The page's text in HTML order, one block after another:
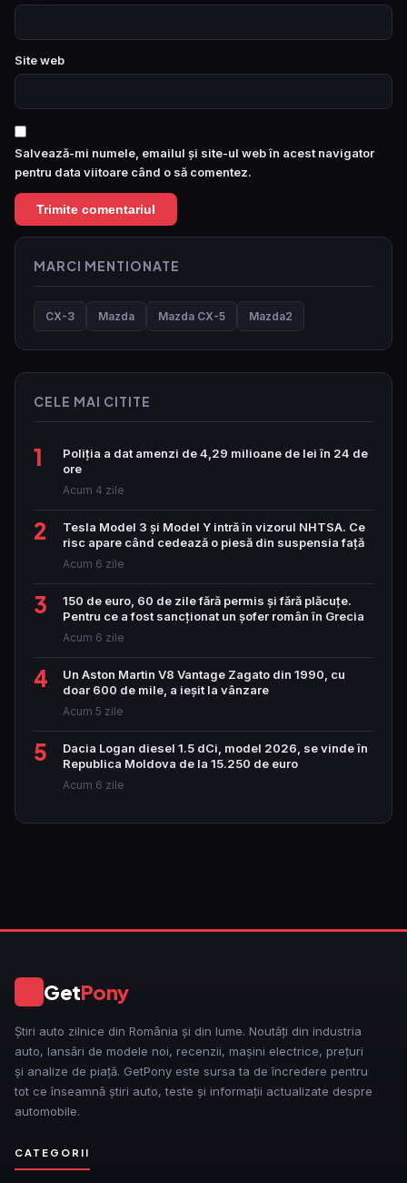
Site web
Salvează-mi numele, emailul și site-ul web în acest navigator
pentru data viitoare când o să comentez.
MARCI MENTIONATE
CX-3 Mazda Mazda CX-5 Mazda2
CELE MAI CITITE
1
Poliția a dat amenzi de 4,29 milioane de lei în 24 de
ore
Acum 4 zile
2
Tesla Model 3 și Model Y intră în vizorul NHTSA. Ce
risc apare când cedează o piesă din suspensia față
Acum 6 zile
3
150 de euro, 60 de zile fără permis și fără plăcuțe.
Pentru ce a fost sancționat un șofer român în Grecia
Acum 6 zile
4
Un Aston Martin V8 Vantage Zagato din 1990, cu
doar 600 de mile, a ieșit la vânzare
Acum 5 zile
5
Dacia Logan diesel 1.5 dCi, model 2026, se vinde în
Republica Moldova de la 15.250 de euro
Acum 6 zile
GetPony
Știri auto zilnice din România și din lume. Noutăți din industria
auto, lansări de modele noi, recenzii, mașini electrice, prețuri
și analize de piață. GetPony este sursa ta de încredere pentru
tot ce înseamnă știri auto, teste și informații actualizate despre
automobile.
CATEGORII